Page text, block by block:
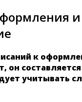
и
к
он
учитывать